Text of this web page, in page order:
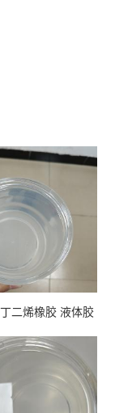
二烯橡胶 液体胶
专用